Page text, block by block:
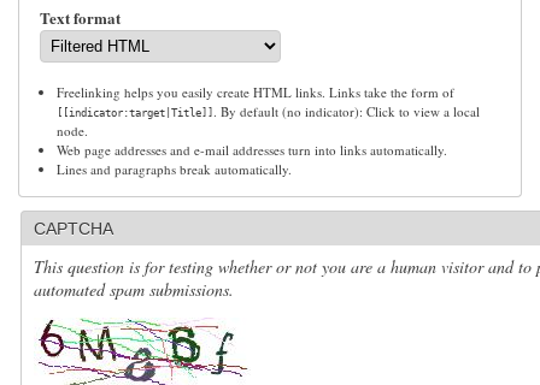
Text format
Freelinking helps you easily create HTML links. Links take the form of
[[indicator:target|Title]]
. By default (no indicator): Click to view a local
node.
Web page addresses and e-mail addresses turn into links automatically.
Lines and paragraphs break automatically.
CAPTCHA
This question is for testing whether or not you are a human visitor and to
automated spam submissions.